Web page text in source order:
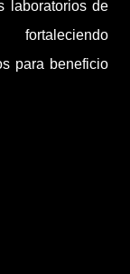
laboratorios de
para beneficio